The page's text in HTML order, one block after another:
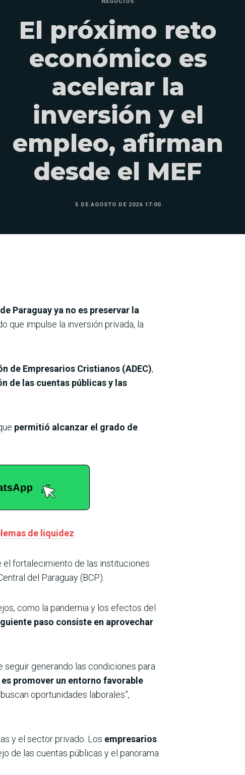
El próximo reto
económico es
acelerar la
inversión y el
empleo, afirman
desde el MEF
5 DE AGOSTO DE 2026 17:00
Paraguay ya no es preservar la
que impulse la inversión privada, la
de Empresarios Cristianos (ADEC),
de las cuentas públicas y las
permitió alcanzar el grado de
de liquidez
el fortalecimiento de las instituciones
del Paraguay (BCP).
como la pandemia y los efectos del
paso consiste en aprovechar
seguir generando las condiciones para
promover un entorno favorable
oportunidades laborales”,
y el sector privado. Los empresarios
de las cuentas públicas y el panorama